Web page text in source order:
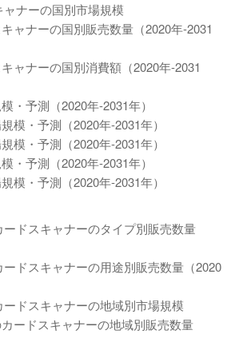
ナーの国別市場規模
ャナーの国別販売数量（2020年-2031
ャナーの国別消費額（2020年-2031
・予測（2020年-2031年）
模・予測（2020年-2031年）
模・予測（2020年-2031年）
・予測（2020年-2031年）
模・予測（2020年-2031年）
ドスキャナーのタイプ別販売数量
ドスキャナーの用途別販売数量（2020
ドスキャナーの地域別市場規模
ードスキャナーの地域別販売数量